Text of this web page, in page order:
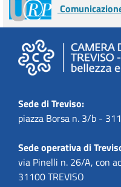
Sede di Treviso:
piazza Borsa n. 3/b -
Sede operativa di
via Pinelli n. 26/A, con
31100 TREVISO